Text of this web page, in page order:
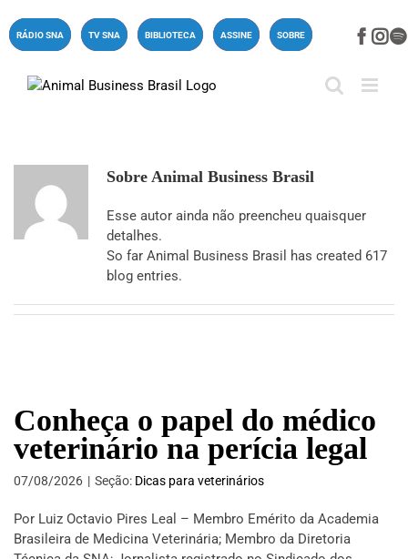
paraRÁDIO SNA TV SNA BIBLIOTECA ASSINE SOBRE
Sobre Animal Business Brasil
Esse autor ainda não preencheu quaisquer
detalhes.
So far Animal Business Brasil has created 617
blog entries.
Conheça o papel do médico
veterinário na perícia legal
07/08/2026 | Seção: Dicas para veterinários
Por Luiz Octavio Pires Leal – Membro Emérito da Academia
Brasileira de Medicina Veterinária; Membro da Diretoria